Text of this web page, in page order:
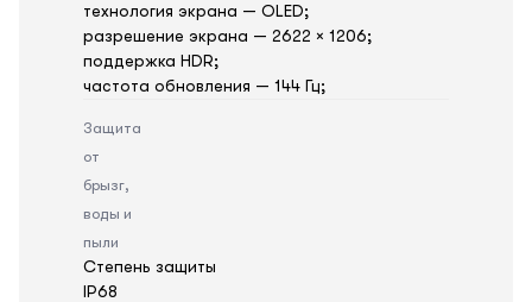
технология экрана — OLED;
разрешение экрана — 2622 × 1206;
поддержка HDR;
частота обновления — 144 Гц;
Защита
от
брызг,
воды и
пыли
Степень защиты
IP68